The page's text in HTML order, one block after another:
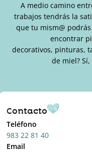
A medio camino
trabajos tendrás la
que tu mism@
encontrar
decorativos, pinturas,
de miel?
Contacto
Teléfono
983 22 81 40
Email